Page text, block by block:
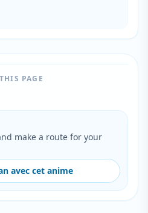
PAGE
make a route for your
avec cet anime